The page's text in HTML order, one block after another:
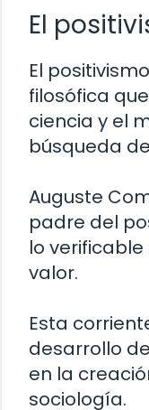
El
El
filosófica
ciencia y el
búsqueda
Auguste
padre del
lo
valor.
Esta
desarrollo
en la
sociología.